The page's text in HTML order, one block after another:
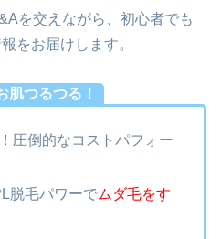
を交えながら、初心者でも
をお届けします。
肌つるつる！
圧倒的なコストパフォー
脱毛パワーでムダ毛をす